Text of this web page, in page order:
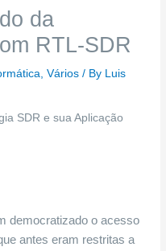
da
RTL-SDR
,Vários / By Luis
SDR e sua Aplicação
democratizado o acesso
antes eram restritas a